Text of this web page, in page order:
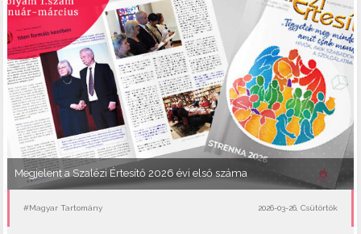
Megjelent a Szalézi Értesítő 2026 évi első száma
#Magyar Tartomány 2026-03-26, Csütörtök